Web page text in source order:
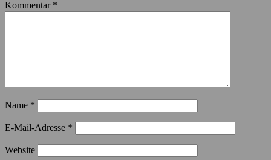
Kommentar *
Name *
E-Mail-Adresse *
Website